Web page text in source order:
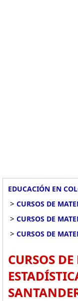
EDUCACIÓN EN
> CURSOS DE
> CURSOS DE
> CURSOS DE
CURSOS